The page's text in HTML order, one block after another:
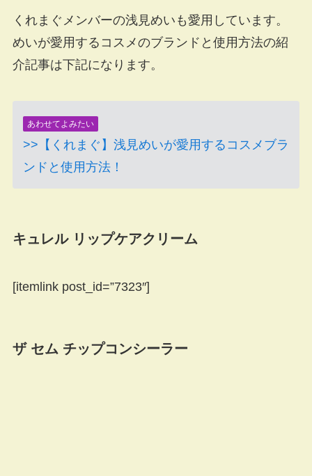
くれまぐメンバーの浅見めいも愛用しています。
めいが愛用するコスメのブランドと使用方法の紹
介記事は下記になります。
あわせてよみたい
>>【くれまぐ】浅見めいが愛用するコスメブラ
ンドと使用方法！
キュレル リップケアクリーム
[itemlink post_id=”7323″]
ザ セム チップコンシーラー